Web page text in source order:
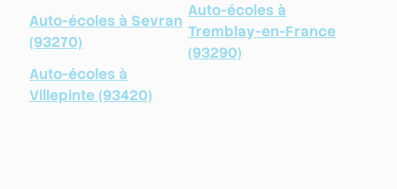
Auto-écoles à Sevran
(93270)
Auto-écoles à
Tremblay-en-France
(93290)
Auto-écoles à
Villepinte (93420)